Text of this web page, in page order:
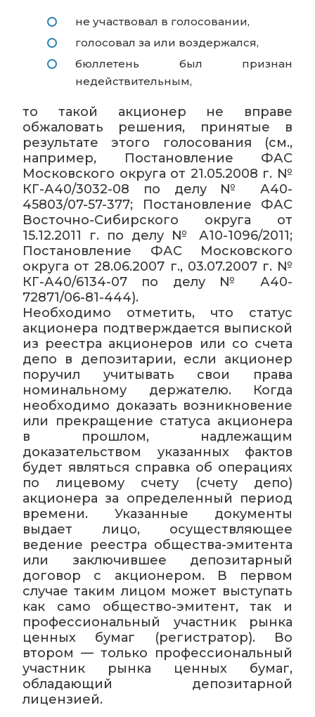
не участвовал в голосовании,
голосовал за или воздержался,
бюллетень был признан
недействительным,
то такой акционер не вправе
обжаловать решения, принятые в
результате этого голосования (см.,
например, Постановление ФАС
Московского округа от 21.05.2008 г. №
КГ-А40/3032-08 по делу № А40-
45803/07-57-377; Постановление ФАС
Восточно-Сибирского округа от
15.12.2011 г. по делу № А10-1096/2011;
Постановление ФАС Московского
округа от 28.06.2007 г., 03.07.2007 г. №
КГ-А40/6134-07 по делу № А40-
72871/06-81-444).
Необходимо отметить, что статус
акционера подтверждается выпиской
из реестра акционеров или со счета
депо в депозитарии, если акционер
поручил учитывать свои права
номинальному держателю. Когда
необходимо доказать возникновение
или прекращение статуса акционера
в прошлом, надлежащим
доказательством указанных фактов
будет являться справка об операциях
по лицевому счету (счету депо)
акционера за определенный период
времени. Указанные документы
выдает лицо, осуществляющее
ведение реестра общества-эмитента
или заключившее депозитарный
договор с акционером. В первом
случае таким лицом может выступать
как само общество-эмитент, так и
профессиональный участник рынка
ценных бумаг (регистратор). Во
втором — только профессиональный
участник рынка ценных бумаг,
обладающий депозитарной
лицензией.